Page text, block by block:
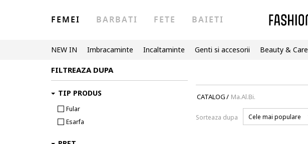
FEMEI BARBATI FETE BAIETI
NEW IN Imbracaminte Incaltaminte Genti si accesorii Beauty & Care
CATALOG/ Ma.Al.Bi.
Sorteaza dupa Cele mai populare
FILTREAZA DUPA
TIP PRODUS
Fular
Esarfa